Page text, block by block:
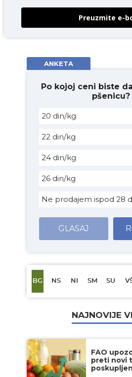
Preuzmite e-
ANKETA
Po kojoj ceni biste
pšenicu?
20 din/kg
22 din/kg
24 din/kg
26 din/kg
Ne prodajem ispod 28
GLASAJ
BG NS NI SM SU
NAJNOVIJE
FAO
preti novi